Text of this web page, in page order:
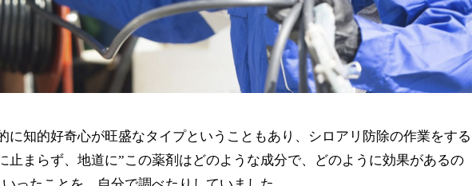
に知的好奇心が旺盛なタイプということもあり、シロアリ防除の作業をする
止まらず、地道に”この薬剤はどのような成分で、どのように効果があるの